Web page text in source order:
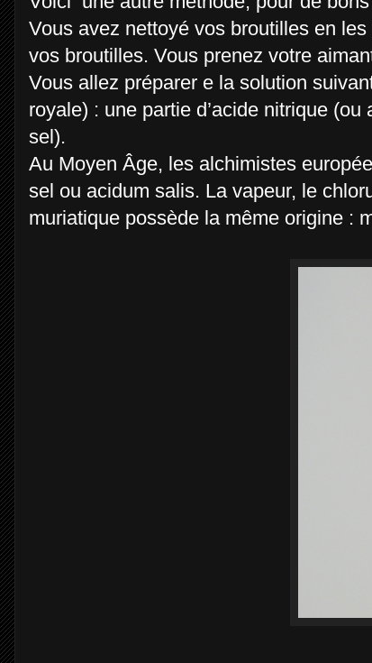
Vous avez nettoyé vos broutilles en
vos broutilles. Vous prenez votre
Vous allez préparer e la solution
royale) : une partie d’acide nitrique
sel).
Au Moyen Âge, les alchimistes
sel ou acidum salis. La vapeur, le
muriatique possède la même origine :